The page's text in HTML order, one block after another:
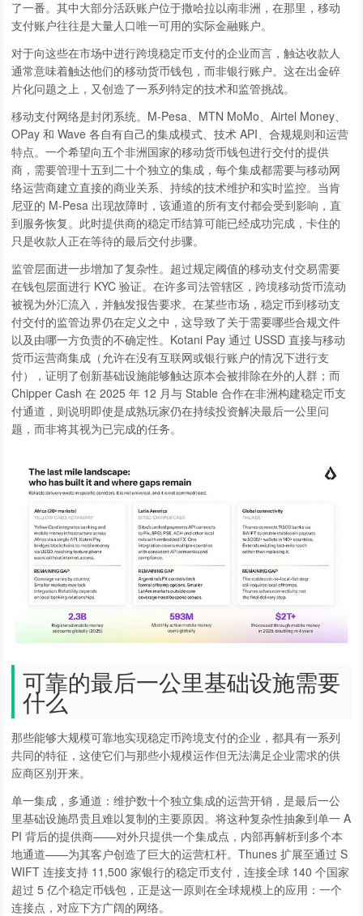
了一番。其中大部分活跃账户位于撒哈拉以南非洲，在那里，移动
支付账户往往是大量人口唯一可用的实际金融账户。
对于向这些在市场中进行跨境稳定币支付的企业而言，触达收款人
通常意味着触达他们的移动货币钱包，而非银行账户。这在出金碎
片化问题之上，又创造了一系列特定的技术和监管挑战。
移动支付网络是封闭系统。M-Pesa、MTN MoMo、Airtel Money、
OPay 和 Wave 各自有自己的集成模式、技术 API、合规规则和运营
特点。一个希望向五个非洲国家的移动货币钱包进行交付的提供
商，需要管理十五到二十个独立的集成，每个集成都需要与移动网
络运营商建立直接的商业关系、持续的技术维护和实时监控。当肯
尼亚的 M-Pesa 出现故障时，该通道的所有支付都会受到影响，直
到服务恢复。此时提供商的稳定币结算可能已经成功完成，卡住的
只是收款人正在等待的最后交付步骤。
监管层面进一步增加了复杂性。超过规定阈值的移动支付交易需要
在钱包层面进行 KYC 验证。在许多司法管辖区，跨境移动货币流动
被视为外汇流入，并触发报告要求。在某些市场，稳定币到移动支
付交付的监管边界仍在定义之中，这导致了关于需要哪些合规文件
以及由哪一方负责的不确定性。Kotani Pay 通过 USSD 直接与移动
货币运营商集成（允许在没有互联网或银行账户的情况下进行支
付），证明了创新基础设施能够触达原本会被排除在外的人群；而
Chipper Cash 在 2025 年 12 月与 Stable 合作在非洲构建稳定币支
付通道，则说明即使是成熟玩家仍在持续投资解决最后一公里问
题，而非将其视为已完成的任务。
可靠的最后一公里基础设施需要
什么
那些能够大规模可靠地实现稳定币跨境支付的企业，都具有一系列
共同的特征，这使它们与那些小规模运作但无法满足企业需求的供
应商区别开来。
单一集成，多通道：维护数十个独立集成的运营开销，是最后一公
里基础设施昂贵且难以复制的主要原因。将这种复杂性抽象到单一 A
PI 背后的提供商——对外只提供一个集成点，内部再解析到多个本
地通道——为其客户创造了巨大的运营杠杆。Thunes 扩展至通过 S
WIFT 连接支持 11,500 家银行的稳定币支付，连接全球 140 个国家
超过 5 亿个稳定币钱包，正是这一原则在全球规模上的应用：一个
连接点，对应下方广阔的网络。